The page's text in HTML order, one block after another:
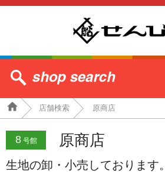
店舗検索 原商店
8号館 原商店
生地の卸・小売しております。